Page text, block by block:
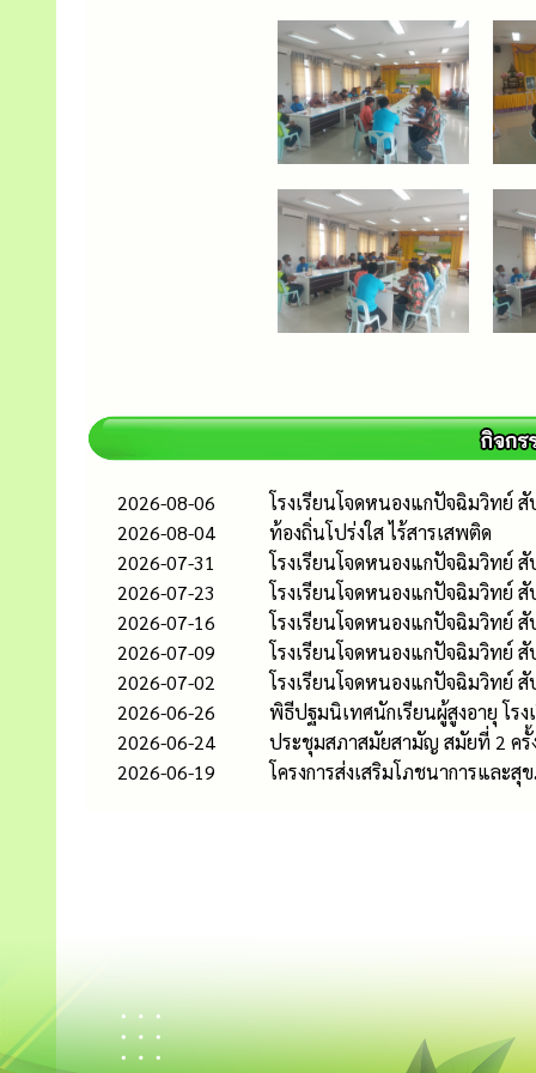
2026-08-06
โรงเรียนโจดหนองแกปัจฉิมวิทย์
2026-08-04
ท้องถิ่นโปร่งใส ไร้สารเสพติด
2026-07-31
โรงเรียนโจดหนองแกปัจฉิมวิทย์
2026-07-23
โรงเรียนโจดหนองแกปัจฉิมวิทย์
2026-07-16
โรงเรียนโจดหนองแกปัจฉิมวิทย์
2026-07-09
โรงเรียนโจดหนองแกปัจฉิมวิทย์
2026-07-02
โรงเรียนโจดหนองแกปัจฉิมวิทย์
2026-06-26
พิธีปฐมนิเทศนักเรียนผู้สูงอายุ โร
2026-06-24
ประชุมสภาสมัยสามัญ สมัยที่ 2 ครั้
2026-06-19
โครงการส่งเสริมโภชนาการและ